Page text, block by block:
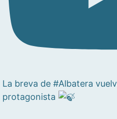
La breva de #Albatera
protagonista